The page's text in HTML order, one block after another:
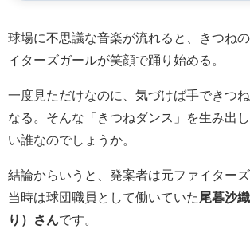
球場に不思議な音楽が流れると、きつね
イターズガールが笑顔で踊り始める。
一度見ただけなのに、気づけば手できつ
なる。そんな「きつねダンス」を生み出
い誰なのでしょうか。
結論からいうと、発案者は元ファイター
当時は球団職員として働いていた尾暮沙
り）さんです。